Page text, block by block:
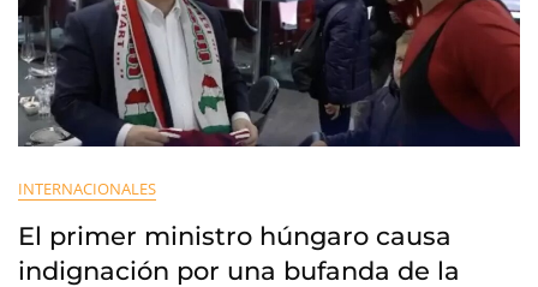
INTERNACIONALES
El primer ministro húngaro causa
indignación por una bufanda de la